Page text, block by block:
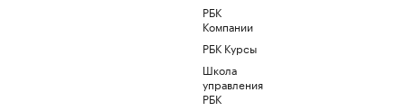
РБК
Компании
РБК Курсы
Школа
управления
РБК